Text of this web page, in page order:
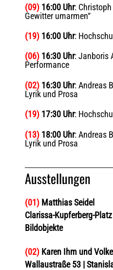
(09) 16:00 Uhr:
Gewitter umarmen“
(19) 16:00 Uhr:
(06) 16:30 Uhr: Janboris
Performance
(02) 16:30 Uhr: Andreas
Lyrik und Prosa
(19) 17:30 Uhr:
(13) 18:00 Uhr: Andreas
Lyrik und Prosa
Ausstellungen
(01)Matthias Seidel
Clarissa-Kupferberg-
Bildobjekte
(02)Karen Ihm und
Wallaustraße 53 |